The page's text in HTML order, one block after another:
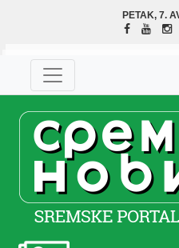
PETAK, 7.